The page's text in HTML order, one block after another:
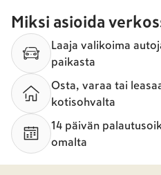
Miksi asioida
Laaja valikoima
paikasta
Osta, varaa tai
kotisohvalta
14 päivän
omalta